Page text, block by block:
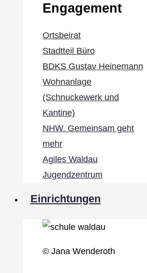
Engagement
Ortsbeirat
Stadtteil Büro
BDKS Gustav Heinemann
Wohnanlage
(Schnuckewerk und
Kantine)
NHW. Gemeinsam geht
mehr
Agiles Waldau
Jugendzentrum
Einrichtungen
© Jana Wenderoth